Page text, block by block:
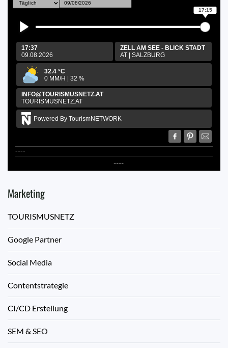
17:15
17:37
09.08.2026
ZELL AM SEE - BLICK STADT
AT
SALZBURG
32.4 °C
0 MM/H | 32 %
INFO@TOURISMUSNETZ.AT
TOURISMUSNETZ.AT
Powered By TourismNETWORK
----
----
Marketing
TOURISMUSNETZ
Google Partner
Social Media
Contentstrategie
CI/CD Erstellung
SEM & SEO